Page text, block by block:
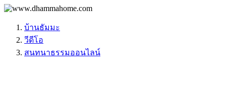
บ้านธัมมะ
วีดีโอ
สนทนาธรรมออนไลน์